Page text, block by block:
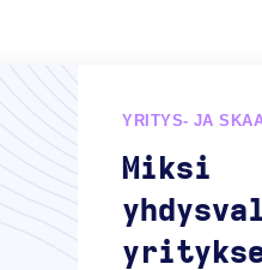
YRITYS- JA
Miksi